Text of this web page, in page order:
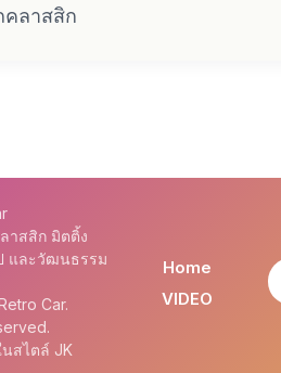
คลาสสิก
าสสิก มิตติ้ง
และวัฒนธรรม
Car.
นสไตล์ JK
Home
VIDEO